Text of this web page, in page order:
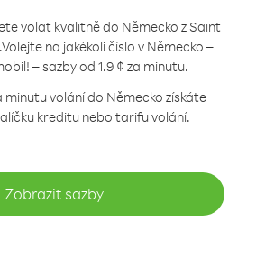
volat kvalitně do Německo z Saint
Volejte na jakékoli číslo v Německo –
– sazby od 1.9 ¢ za minutu.
minutu volání do Německo získáte
kreditu nebo tarifu volání.
Zobrazit sazby